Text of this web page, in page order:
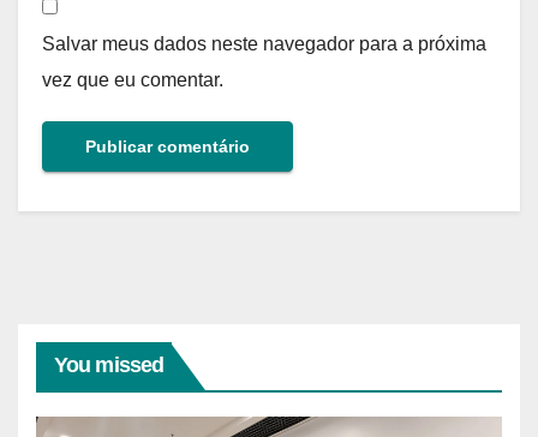
Salvar meus dados neste navegador para a próxima
vez que eu comentar.
You missed